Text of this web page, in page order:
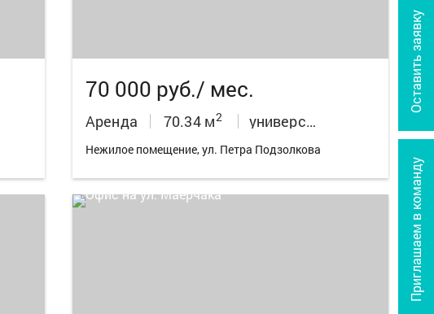
Приглашаем в команду
Оставить заявку
70 000 руб./ мес.
Аренда 70.34 м2 универсальное неж.пом.
Нежилое помещение, ул. Петра Подзолкова